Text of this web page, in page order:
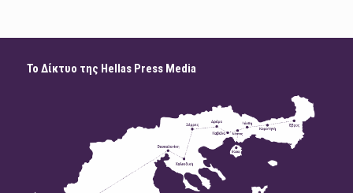
Το Δίκτυο της Hellas Press Media